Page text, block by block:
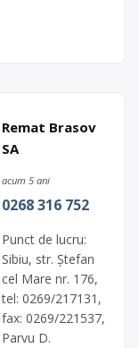
Remat Brasov
SA
acum 5 ani
0268 316 752
Punct de lucru:
Sibiu, str. Ştefan
cel Mare nr. 176,
tel: 0269/217131,
fax: 0269/221537,
Parvu D.